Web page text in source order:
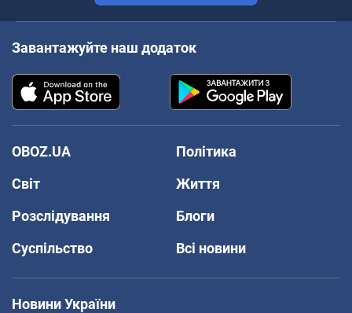
Завантажуйте наш додаток
OBOZ.UA
Політика
Світ
Життя
Розслідування
Блоги
Суспільство
Всі новини
Новини України